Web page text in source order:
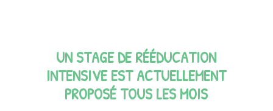
UN STAGE DE RÉÉDUCATION
INTENSIVE EST ACTUELLEMENT
PROPOSÉ TOUS LES MOIS